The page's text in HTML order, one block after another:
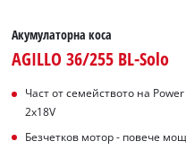
Акумулаторна коса
AGILLO 36/255 BL-Solo
Част от семейството на
2х18V
Безчетков мотор - повече